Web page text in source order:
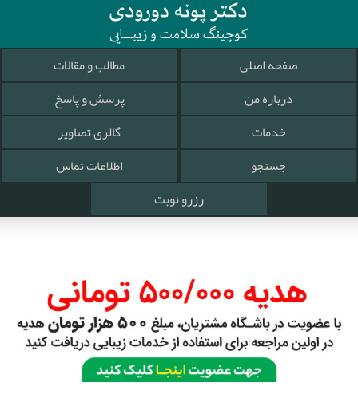
صفحه اصلی
مطالب و مقالات
درباره من
پرسش و پاسخ
خدمات
گالری تصاویر
جستجو
اطلاعات تماس
رزرو نوبت